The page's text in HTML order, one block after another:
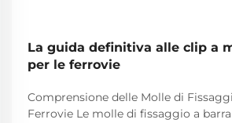
La guida definitiva alle clip a
per le ferrovie
Comprensione delle Molle di
Ferrovie Le molle di fissaggio a